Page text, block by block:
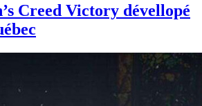
Creed Victory dévellopé